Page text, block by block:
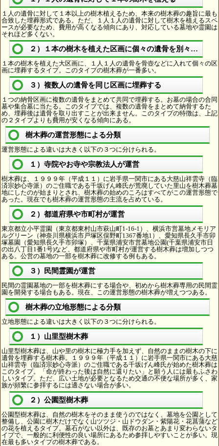
１人の遺骨に対して１本以上の樹木植えるため、本来の樹木葬の趣旨に最も
合致した埋葬形式である。ただ、１人１人の遺骨に対して樹木を植えるスペ
ースが必要なため、費用が高くなる傾向にあり、対応している墓地や霊園は
それほど多くない。
２）１本の樹木を植えた区画に個々の遺骨を別々に埋葬
１本の樹木を植えた大区画に、１人１人の遺骨を骨壺などに入れて個々の区
画に埋葬するタイプ。このタイプの樹木葬が一番多い。
３）複数人の遺骨を同じ区画に埋葬する
１つの納骨区画に複数の遺骨をまとめて共同で埋葬する。お墓の場合の合同
墓や集合墓に当たる。このタイプでは、複数の遺骨をまとめて納骨するた
め、埋葬後は遺骨を取り出すことが出来ません。このタイプの特徴は、上記
の２タイプよりも費用が安くなる傾向にある。
樹木葬の運営形態による分類
運営形態による違いは大きく以下の３つに分けられる。
１）寺院やお寺や宗教法人が運営
樹木葬は、１９９９年（平成１１）に岩手県一関市にある大慈山祥雲寺（臨
済宗妙心寺派）のご住職である千坂げん峰氏が荒廃していた里山を樹木葬墓
地にしたのが始まりとされ、樹木葬の始めのころはすべてがこの運営形態で
あった。現在でも樹木葬の運営形態の主流を占めている。
２）都道府県や市町村が運営
東京都立小平霊園（東京都東村山市萩山町1-16-1）、横浜市営墓地メモリア
ルグリーン（神奈川県横浜市戸塚区俣野町1367番地1）、愛知県長久手市卯
塚墓園（愛知県長久手市卯塚）、千葉県浦安市営墓地公園(千葉県浦安市日
の出八丁目1番1号)など、都道府県や市町村が運営する樹木葬は増加しつつ
ある。公営の墓地の一部を樹木葬に改修する例もある。
３）民間霊園が運営
民間の霊園墓地の一部を樹木葬にする場合や、初めから樹木葬専用の民間霊
園を開発する場合もある。現在、この運営形態の樹木葬が増えつつある。
樹木葬の立地形態による分類
立地形態による違いは大きく以下の３つに分けられる。
１）山里型樹木葬
山里型樹木葬は、山や里の樹木に極力手を加えず、自然のままの樹木の下に
遺骨を埋葬する樹木葬。１９９９年（平成１１）に岩手県一関市にある大慈
山祥雲寺（臨済宗妙心寺派）のご住職である千坂げん峰氏が始めた樹木葬は
このタイプ。「命が終わった後は自然に還りたい」と願う人には最もふさわ
しいタイプ。ただ、広い土地が必要となるため交通の不便な場所が多く、家
族が頻繁に参拝するには適さない場合が多い。
２）公園型樹木葬
公園型樹木葬は、自然の樹木をそのまま使うのではなく、墓地を公園として
整備し、公園に樹木だけでなく山ツツジ・山ドウダン・紫陽花・花菖蒲など
の花を植えるタイプ。墓石がない以外は、既存のお墓とあまり変わらないタ
イプで、一般的に利便性の良い場所にあるため参拝しやすいことが多い。現
在最も多いタイプの樹木葬である。